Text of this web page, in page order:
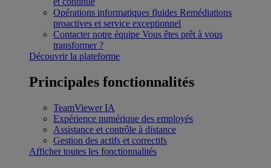
Opérations informatiques fluides Remédiations
proactives et service exceptionnel
Contacter notre équipe Vous êtes prêt à vous
transformer ?
Découvrir la plateforme
Principales fonctionnalités
TeamViewer IA
Expérience numérique des employés
Assistance et contrôle à distance
Gestion des actifs et correctifs
Afficher toutes les fonctionnalités